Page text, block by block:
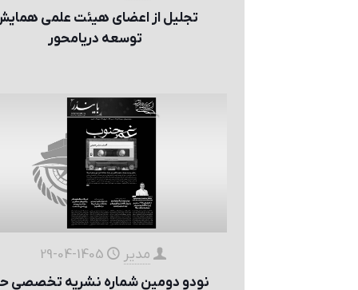
تجلیل از اعضای هیئت علمی
توسعه دریا‌محور
مدیر
1405-04-29
نودو دومین شماره نشریه تخصصی